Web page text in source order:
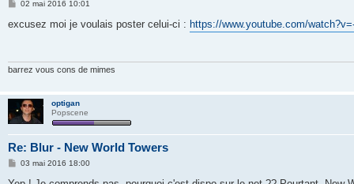
M
s
02 mai 2016 10:01
excusez moi je voulais poster celui-ci : https://www.youtube.com/
barrez vous cons de mimes
optigan
Popscene
Re: Blur - New World Towers
M
s
03 mai 2016 18:00